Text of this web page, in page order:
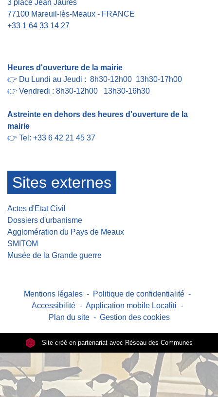
3 place Jean Jaurès
77100 Mareuil-lès-Meaux - FRANCE
+33 1 64 33 14 27
Heures d'ouverture de la mairie
👉 Du Lundi au Jeudi : 8h30-12h00 13h30-17h00
👉 Vendredi : 8h30-12h00 13h30-16h30
Astreinte en dehors des heures d'ouverture de la
mairie
👉 Tel: +33 6 42 21 45 37
Sites externes
Actes d'Etat Civil
Dossiers d'urbanisme
Agglomération du Pays de Meaux
SMITOM
Musée de la Grande guerre
Mentions légales - Politique de confidentialité -
Accessibilité - Application mobile Localiti -
Plan du site - Gestion des cookies
Site créé en partenariat avec Réseau des Communes